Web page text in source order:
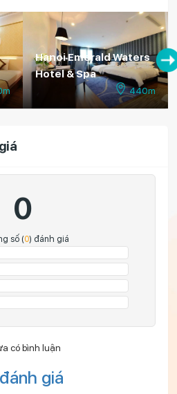
Hanoi Emerald Waters
Hotel & Spa
440m
0
số (0) đánh giá
có bình luận
giá